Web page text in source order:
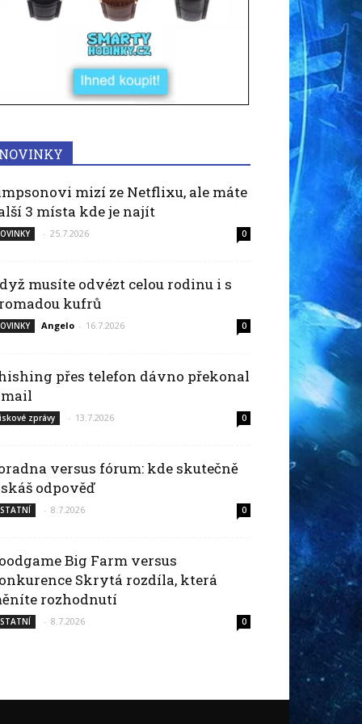
NOVINKY
mizí ze Netflixu, ale máte
3 místa kde je najít
- 25.7.2026 0
musíte odvézt celou rodinu i s
kufrů
Angelo - 16.7.2026 0
přes telefon dávno překonal
zprávy - 13.7.2026 0
versus fórum: kde skutečně
odpověď
- 8.7.2026 0
Big Farm versus
Skrytá rozdíla, která
rozhodnutí
- 8.7.2026 0